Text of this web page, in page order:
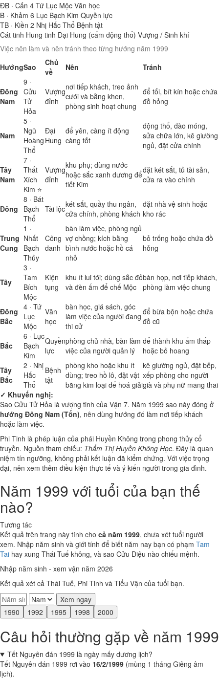
ĐB · Cấn 4 Tứ Lục Mộc Văn học
B · Khảm 6 Lục Bạch Kim Quyền lực
TB · Kiền 2 Nhị Hắc Thổ Bệnh tật
Cát tinh Hung tinh Đại Hung (cấm động thổ) Vượng / Sinh khí
Việc nên làm và nên tránh theo từng hướng năm 1999
HướngSao
Chủ
về
Nên Tránh
Đông
Nam
9 ·
Cửu
Tử
Hỏa
Vượng
đỉnh
nơi tiếp khách, treo ảnh
cưới và bằng khen,
phòng sinh hoạt chung
để tối, bít kín hoặc chứa
đồ hỏng
Nam
5 ·
Ngũ
Hoàng
Thổ
Đại
Hung
để yên, càng ít động
càng tốt
động thổ, đào móng,
sửa chữa lớn, kê giường
ngủ, đặt cửa chính
Tây
Nam
7 ·
Thất
Xích
Kim ⭐
Vượng
đỉnh
khu phụ; dùng nước
hoặc sắc xanh dương để
tiết Kim
đặt két sắt, tủ tài sản,
cửa ra vào chính
Đông
8 · Bát
Bạch
Thổ
Tài lộckét sắt, quầy thu ngân,
cửa chính, phòng khách
đặt nhà vệ sinh hoặc
kho rác
Trung
Cung
1 ·
Nhất
Bạch
Thủy
Công
danh
bàn làm việc, phòng ngủ
vợ chồng; kích bằng
bình nước hoặc hồ cá
nhỏ
bỏ trống hoặc chứa đồ
hỏng
Tây
3 ·
Tam
Bích
Mộc
Kiện
tụng
khu ít lui tới; dùng sắc đỏ
và đèn ấm để chế Mộc
bàn họp, nơi tiếp khách,
phòng làm việc chung
Đông
Bắc
4 · Tứ
Lục
Mộc
Văn
học
bàn học, giá sách, góc
làm việc của người đang
thi cử
để bừa bộn hoặc chứa
đồ cũ
Bắc
6 · Lục
Bạch
Kim
Quyền
lực
phòng chủ nhà, bàn làm
việc của người quản lý
để thành khu ẩm thấp
hoặc bỏ hoang
Tây
Bắc
2 · Nhị
Hắc
Thổ
Bệnh
tật
phòng kho hoặc khu ít
dùng; treo hồ lô, đặt vật
bằng kim loại để hoá giải
kê giường ngủ, đặt bếp,
xếp phòng cho người
già và phụ nữ mang thai
✓ Khuyến nghị:
Sao Cửu Tử Hỏa là vượng tinh của Vận 7. Năm 1999 sao này đóng ở
hướng Đông Nam (Tốn), nên dùng hướng đó làm nơi tiếp khách
hoặc làm việc.
Phi Tinh là phép luận của phái Huyền Không trong phong thủy cổ
truyền. Nguồn tham chiếu: Thẩm Thị Huyền Không Học. Đây là quan
niệm tín ngưỡng, không phải kết luận đã kiểm chứng. Với việc trọng
đại, nên xem thêm điều kiện thực tế và ý kiến người trong gia đình.
Năm 1999 với tuổi của bạn thế
nào?
Tương tác
Kết quả trên trang này tính cho cả năm 1999, chưa xét tuổi người
xem. Nhập năm sinh và giới tính để biết năm nay bạn có phạm Tam
Tai hay xung Thái Tuế không, và sao Cửu Diệu nào chiếu mệnh.
Nhập năm sinh - xem vận năm 2026
Kết quả xét cả Thái Tuế, Phi Tinh và Tiểu Vận của tuổi bạn.
Xem ngay
1990
1992 1995 1998 2000
Câu hỏi thường gặp về năm 1999
Tết Nguyên đán 1999 là ngày mấy dương lịch?
Tết Nguyên đán 1999 rơi vào 16/2/1999 (mùng 1 tháng Giêng âm
lịch).